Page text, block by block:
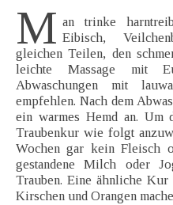
M an trinke
Eibisch,
gleichen Teilen, den
leichte Massage mit
Abwaschungen mit
empfehlen. Nach dem
ein warmes Hemd an.
Traubenkur wie folgt
Wochen gar kein Fleisch
gestandene Milch oder
Trauben. Eine ähnliche Kur
Kirschen und Orangen